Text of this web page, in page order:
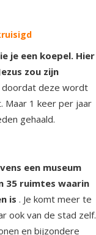
je een koepel. Hier
zou zijn
doordat deze wordt
Maar 1 keer per jaar
gehaald.
een museum
35 ruimtes waarin
is . Je komt meer te
ook van de stad zelf.
en bijzondere